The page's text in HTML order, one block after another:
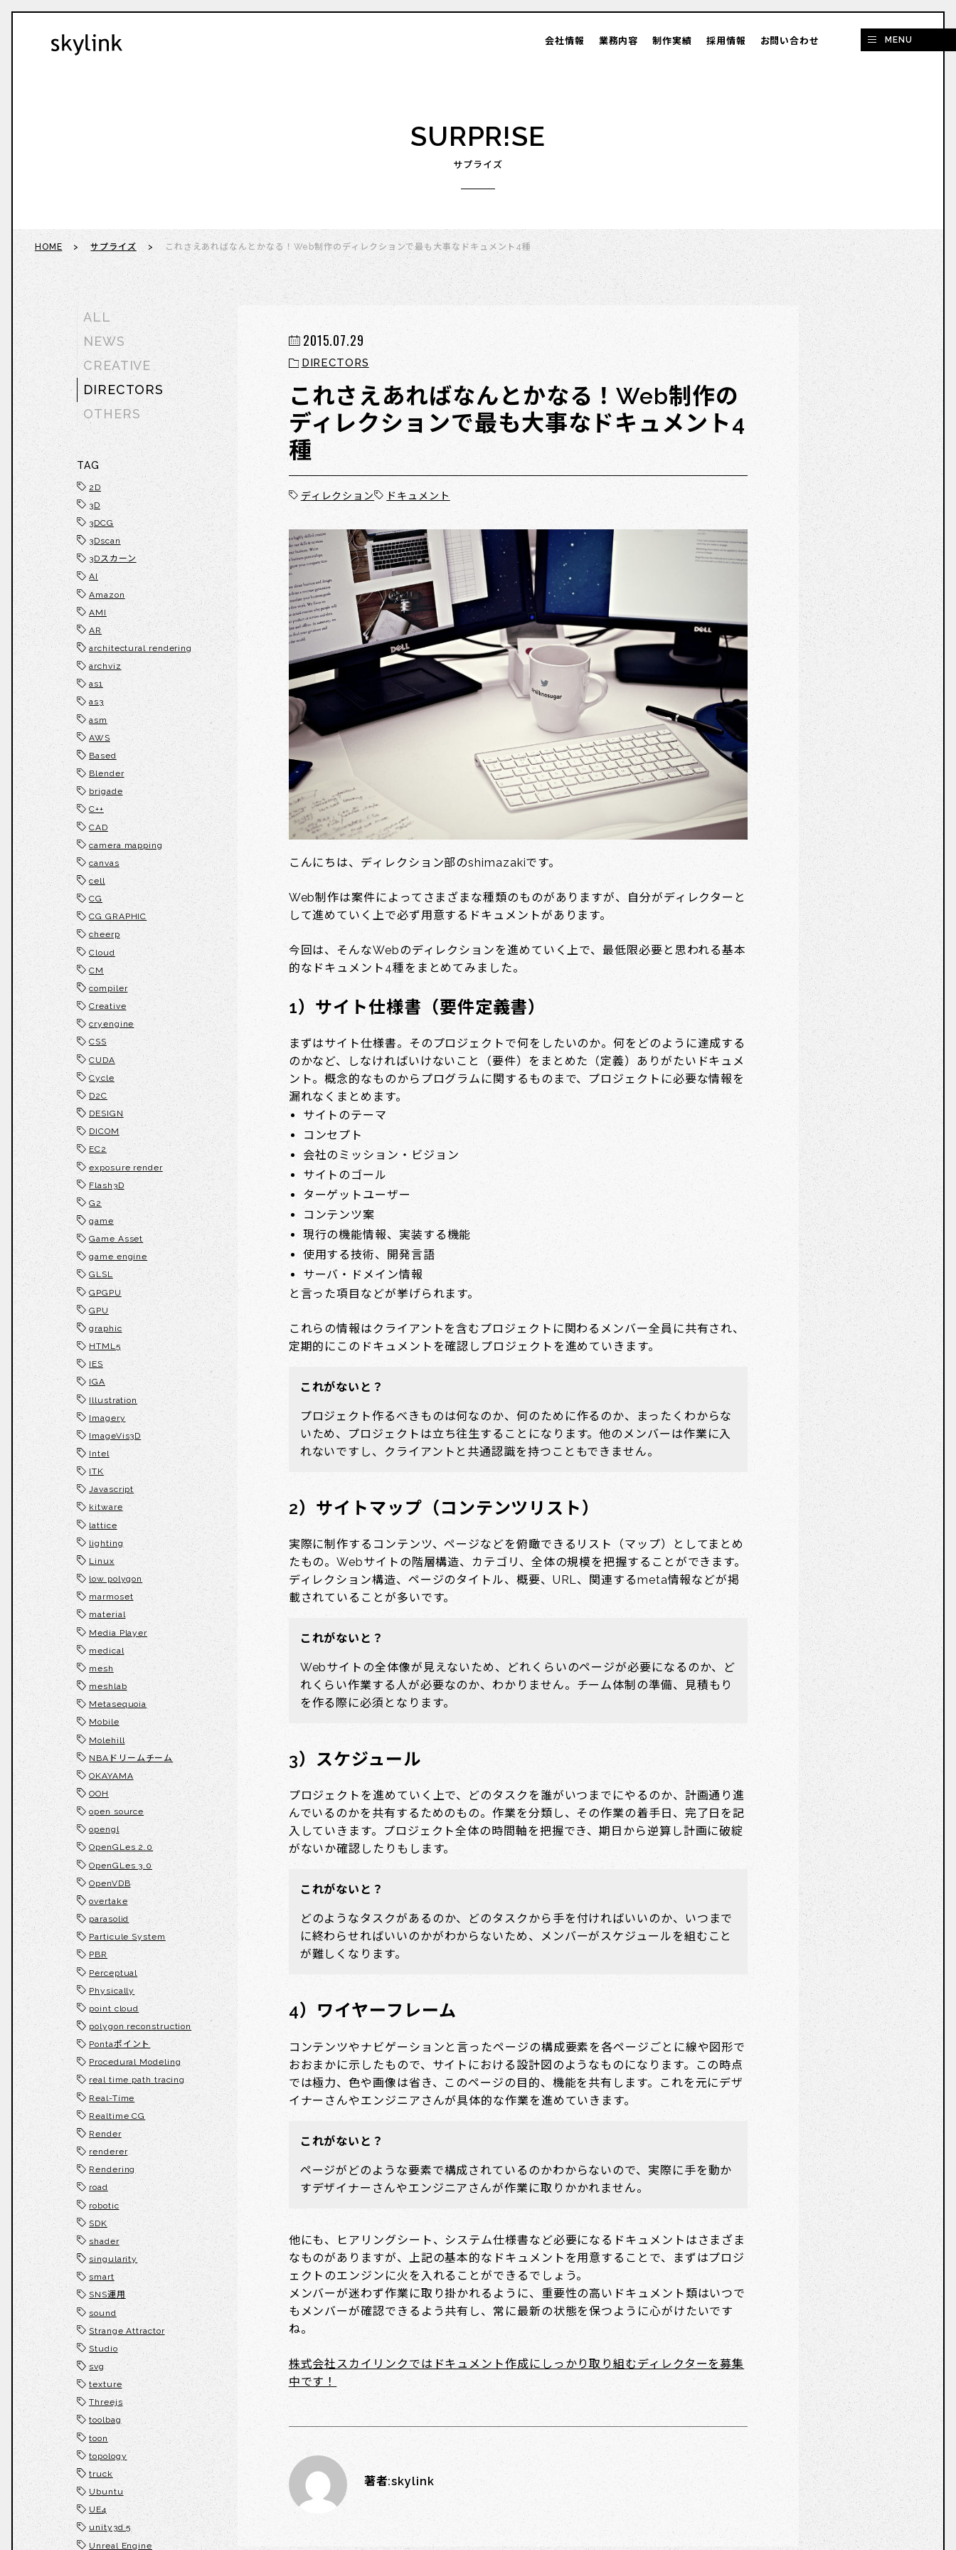
会社情報 業務内容 制作実績 採用情報 お問い合わせ
SURPR!SE
サプライズ
HOME サプライズ これさえあればなんとかなる！Web制作のディレクションで最も大事なドキュメント4種
ALL
NEWS
CREATIVE
DIRECTORS
OTHERS
TAG
2D
3D
3DCG
3Dscan
3Dスカーン
AI
Amazon
AMI
AR
architectural rendering
archviz
as1
as3
asm
AWS
Based
Blender
brigade
C++
CAD
camera mapping
canvas
cell
CG
CG GRAPHIC
cheerp
Cloud
CM
compiler
Creative
cryengine
CSS
CUDA
Cycle
D2C
DESIGN
DICOM
EC2
exposure render
Flash3D
G2
game
Game Asset
game engine
GLSL
GPGPU
GPU
graphic
HTML5
IES
IGA
Illustration
Imagery
ImageVis3D
Intel
ITK
Javascript
kitware
lattice
lighting
Linux
low polygon
marmoset
material
Media Player
medical
mesh
meshlab
Metasequoia
Mobile
Molehill
NBAドリームチーム
OKAYAMA
OOH
open source
opengl
OpenGLes 2.0
OpenGLes 3.0
OpenVDB
overtake
parasolid
Particule System
PBR
Perceptual
Physically
point cloud
polygon reconstruction
Pontaポイント
Procedural Modeling
real time path tracing
Real-Time
Realtime CG
Render
renderer
Rendering
road
robotic
SDK
shader
singularity
smart
SNS運用
sound
Strange Attractor
Studio
svg
texture
Threejs
toolbag
toon
topology
truck
Ubuntu
UE4
unity3d 5
Unreal Engine
2015.07.29
DIRECTORS
これさえあればなんとかなる！Web制作の
ディレクションで最も大事なドキュメント4
種
ディレクション ドキュメント
こんにちは、ディレクション部のshimazakiです。
Web制作は案件によってさまざまな種類のものがありますが、自分がディレクターと
して進めていく上で必ず用意するドキュメントがあります。
今回は、そんなWebのディレクションを進めていく上で、最低限必要と思われる基本
的なドキュメント4種をまとめてみました。
1）サイト仕様書（要件定義書）
まずはサイト仕様書。そのプロジェクトで何をしたいのか。何をどのように達成する
のかなど、しなければいけないこと（要件）をまとめた（定義）ありがたいドキュメ
ント。概念的なものからプログラムに関するものまで、プロジェクトに必要な情報を
漏れなくまとめます。
サイトのテーマ
コンセプト
会社のミッション・ビジョン
サイトのゴール
ターゲットユーザー
コンテンツ案
現行の機能情報、実装する機能
使用する技術、開発言語
サーバ・ドメイン情報
と言った項目などが挙げられます。
これらの情報はクライアントを含むプロジェクトに関わるメンバー全員に共有され、
定期的にこのドキュメントを確認しプロジェクトを進めていきます。
これがないと？
プロジェクト作るべきものは何なのか、何のために作るのか、まったくわからな
いため、プロジェクトは立ち往生することになります。他のメンバーは作業に入
れないですし、クライアントと共通認識を持つこともできません。
2）サイトマップ（コンテンツリスト）
実際に制作するコンテンツ、ページなどを俯瞰できるリスト（マップ）としてまとめ
たもの。Webサイトの階層構造、カテゴリ、全体の規模を把握することができます。
ディレクション構造、ページのタイトル、概要、URL、関連するmeta情報などが掲
載されていることが多いです。
これがないと？
Webサイトの全体像が見えないため、どれくらいのページが必要になるのか、ど
れくらい作業する人が必要なのか、わかりません。チーム体制の準備、見積もり
を作る際に必須となります。
3）スケジュール
プロジェクトを進めていく上で、どのタスクを誰がいつまでにやるのか、計画通り進
んでいるのかを共有するためのもの。作業を分類し、その作業の着手日、完了日を記
入していきます。プロジェクト全体の時間軸を把握でき、期日から逆算し計画に破綻
がないか確認したりもします。
これがないと？
どのようなタスクがあるのか、どのタスクから手を付ければいいのか、いつまで
に終わらせればいいのかがわからないため、メンバーがスケジュールを組むこと
が難しくなります。
4）ワイヤーフレーム
コンテンツやナビゲーションと言ったページの構成要素を各ページごとに線や図形で
おおまかに示したもので、サイトにおける設計図のようなものになります。この時点
では極力、色や画像は省き、このページの目的、機能を共有します。これを元にデザ
イナーさんやエンジニアさんが具体的な作業を進めていきます。
これがないと？
ページがどのような要素で構成されているのかわからないので、実際に手を動か
すデザイナーさんやエンジニアさんが作業に取りかかれません。
他にも、ヒアリングシート、システム仕様書など必要になるドキュメントはさまざま
なものがありますが、上記の基本的なドキュメントを用意することで、まずはプロジ
ェクトのエンジンに火を入れることができるでしょう。
メンバーが迷わず作業に取り掛かれるように、重要性の高いドキュメント類はいつで
もメンバーが確認できるよう共有し、常に最新の状態を保つように心がけたいです
ね。
株式会社スカイリンクではドキュメント作成にしっかり取り組むディレクターを募集
中です！
著者:skylink